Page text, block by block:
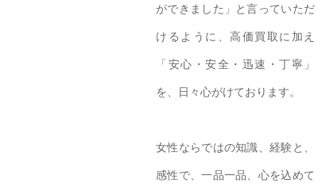
ができました」と言っていただ
けるように、高価買取に加え
「安心・安全・迅速・丁寧」
を、日々心がけております。
女性ならではの知識、経験と、
感性で、一品一品、心を込めて